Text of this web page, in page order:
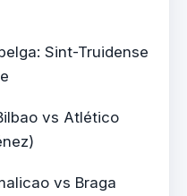
Sint-Truidense
vs Atlético
vs Braga